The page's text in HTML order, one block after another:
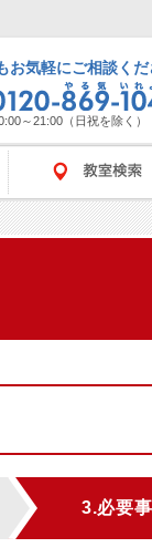
お気軽にご相談くだ
～21:00（日祝を除く）
教室検索
3.必要